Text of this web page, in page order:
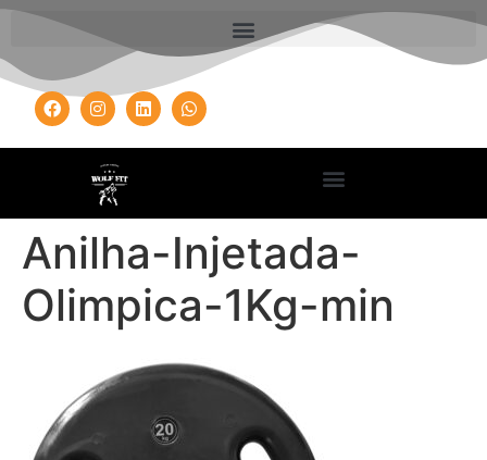
Anilha-Injetada-
Olimpica-1Kg-min